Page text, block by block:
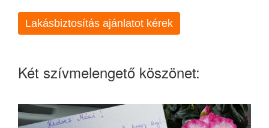
Lakásbiztosítás ajánlatot kérek
Két szívmelengető köszönet: